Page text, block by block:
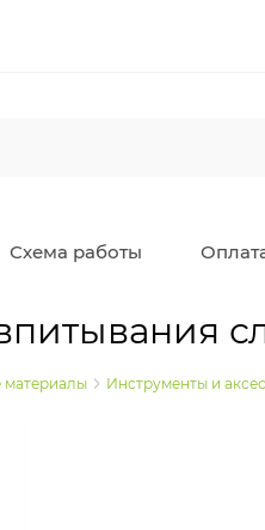
Схема работы
материалы Инструменты и